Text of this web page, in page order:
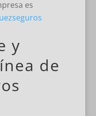
es
y
de